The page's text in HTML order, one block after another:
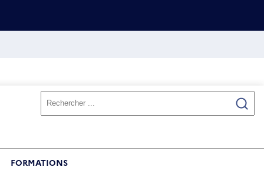
FORMATIONS